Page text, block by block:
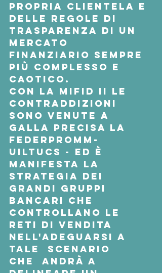
propria clientela e
delle regole di
trasparenza di un
mercato
finanziario sempre
più complesso e
caotico.
Con la Mifid II le
contraddizioni
sono venute a
galla precisa la
Federpromm-
Uiltucs - ed è
manifesta la
strategia dei
grandi gruppi
bancari che
controllano le
reti di vendita
nell'adeguarsi a
tale  scenario
che  andrà a